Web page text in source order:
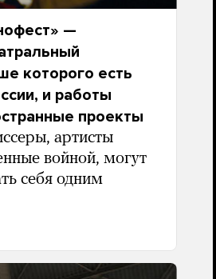
—
которого есть
и работы
проекты
артисты
войной, могут
себя одним